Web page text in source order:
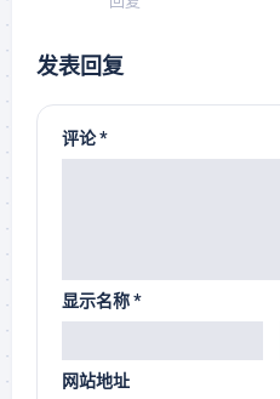
发表回复
评论*
显示名称*
网站地址